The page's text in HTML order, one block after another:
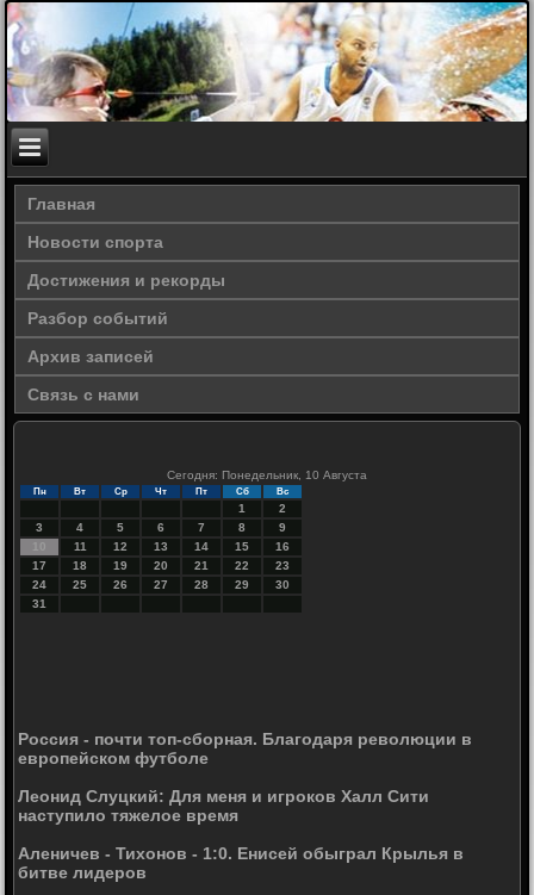
Главная
Новости спорта
Достижения и рекорды
Разбор событий
Архив записей
Связь с нами
Сегодня: Понедельник, 10 Августа
Пн Вт Ср Чт Пт Сб Вс
1
2
3
4 5 6 7 8
9
10
11 12 13 14 15
16
17
18 19 20 21 22
23
24
25 26 27 28 29
30
31
Россия - почти топ-сборная. Благодаря революции в
европейском футболе
Леонид Слуцкий: Для меня и игроков Халл Сити
наступило тяжелое время
Аленичев - Тихонов - 1:0. Енисей обыграл Крылья в
битве лидеров